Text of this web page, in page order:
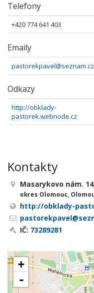
Telefony
+420 774 641 403
Emaily
pastorekpavel@seznam.cz
Odkazy
http://obklady-
pastorek.webnode.cz
Kontakty
Masarykovo nám.
okres Olomouc,
http://obklady-
IČ: 73289281
+
-